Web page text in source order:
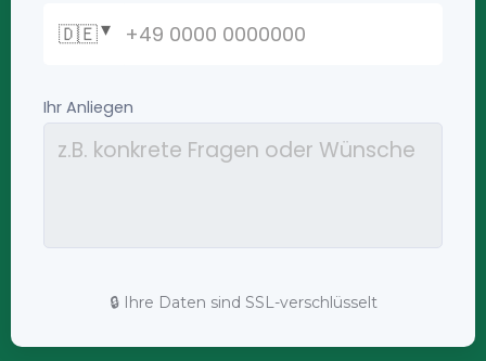
🔒 Ihre Daten sind SSL-verschlüsselt